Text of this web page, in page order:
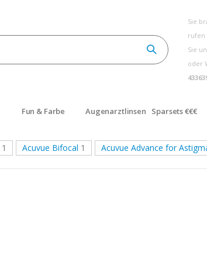
Sie
rufen
Sie
oder
Fun & Farbe Augenarztlinsen Sparsets €€€
1 Acuvue Bifocal 1 Acuvue Advance for